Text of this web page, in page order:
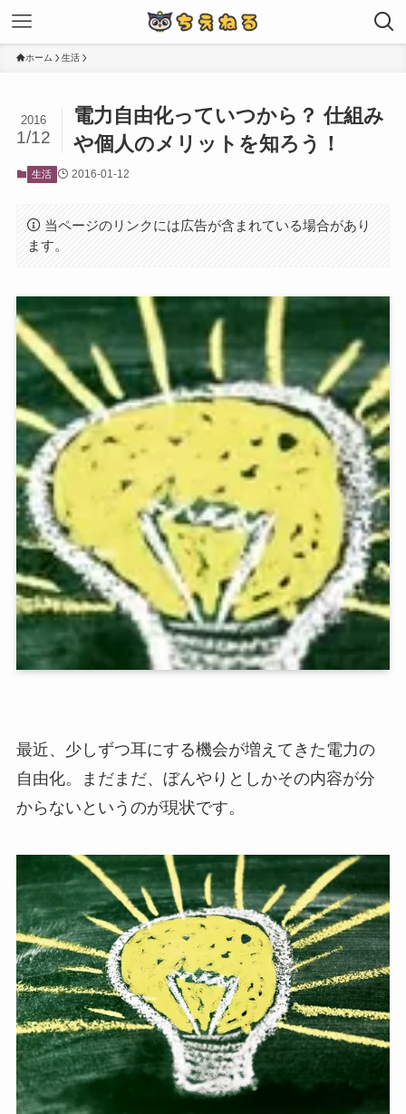
ホーム 生活
電力自由化っていつから？ 仕組み
や個人のメリットを知ろう！
2016
1/12
生活 2016-01-12
当ページのリンクには広告が含まれている場合があり
ます。
最近、少しずつ耳にする機会が増えてきた電力の
自由化。まだまだ、ぼんやりとしかその内容が分
からないというのが現状です。